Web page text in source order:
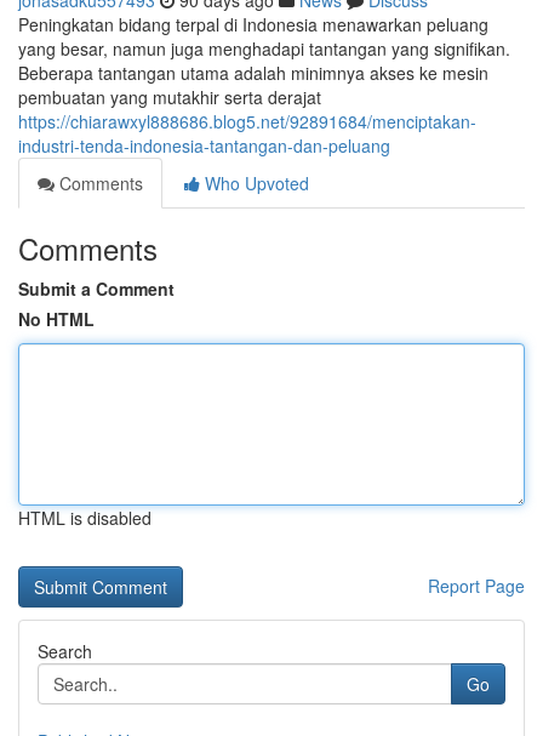
Peningkatan bidang terpal di Indonesia menawarkan peluang
yang besar, namun juga menghadapi tantangan yang signifikan.
Beberapa tantangan utama adalah minimnya akses ke mesin
pembuatan yang mutakhir serta derajat
https://chiarawxyl888686.blog5.net/92891684/menciptakan-
industri-tenda-indonesia-tantangan-dan-peluang
Comments
Who Upvoted
Comments
Submit a Comment
No HTML
HTML is disabled
Report Page
Search
Go